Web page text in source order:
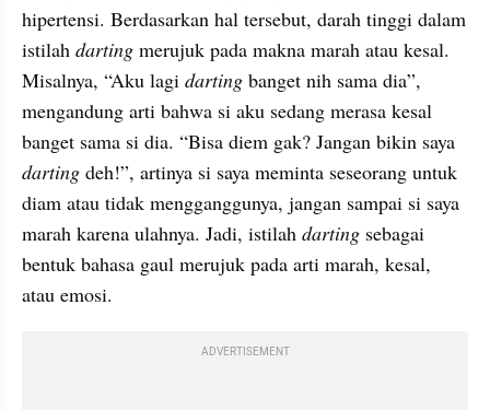
hipertensi. Berdasarkan hal tersebut, darah tinggi dalam
istilah darting merujuk pada makna marah atau kesal.
Misalnya, “Aku lagi darting banget nih sama dia”,
mengandung arti bahwa si aku sedang merasa kesal
banget sama si
darting deh!”, artinya si saya meminta seseorang untuk
diam atau tidak mengganggunya, jangan sampai si saya
marah karena ulahnya. Jadi, istilah darting sebagai
bentuk bahasa gaul merujuk pada arti marah, kesal,
atau emosi.
ADVERTISEMENT